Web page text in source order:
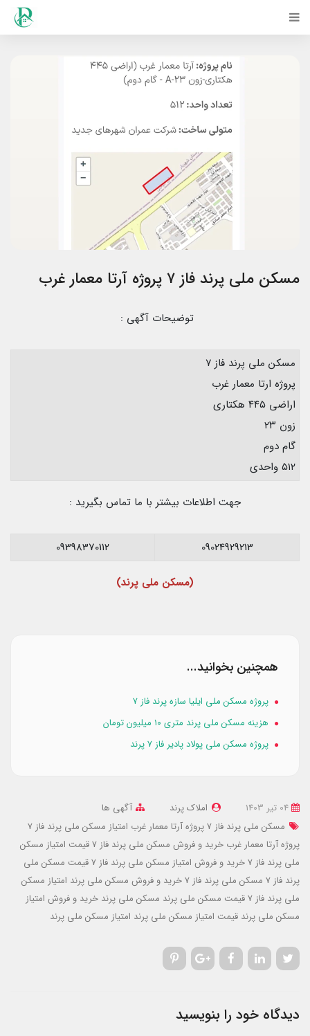
مسکن ملی پرند فاز ۷ پروژه آرتا معمار غرب
توضیحات آگهی :
مسکن ملی پرند فاز ۷
پروژه ارتا معمار غرب
اراضی ۴۴۵ هکتاری
زون ۲۳
گام دوم
۵۱۲ واحدی
جهت اطلاعات بیشتر با ما تماس بگیرید :
09024929213
09398370112
(مسکن ملی پرند)
همچنین بخوانید...
پروژه مسکن ملی ایلیا سازه پرند فاز ۷
هزینه مسکن ملی پرند متری ۱۰ میلیون تومان
پروژه مسکن ملی پولاد پادیر فاز ۷ پرند
املاک پرند
آگهی ها
مسکن ملی پرند فاز 7 پروژه آرتا معمار غرب
امتیاز مسکن ملی پرند فاز 7
پروژه آرتا معمار غرب خرید و فروش مسکن ملی پرند فاز 7
قیمت امتیاز مسکن
ملی پرند فاز 7
خرید و فروش امتیاز مسکن ملی پرند فاز 7
قیمت مسکن ملی
پرند فاز 7
مسکن ملی پرند فاز 7 خرید و فروش مسکن ملی پرند امتیاز مسکن
ملی پرند فاز 7
قیمت مسکن ملی پرند مسکن ملی پرند خرید و فروش امتیاز
مسکن ملی پرند قیمت امتیاز مسکن ملی پرند امتیاز مسکن ملی پرند
دیدگاه خود را بنویسید